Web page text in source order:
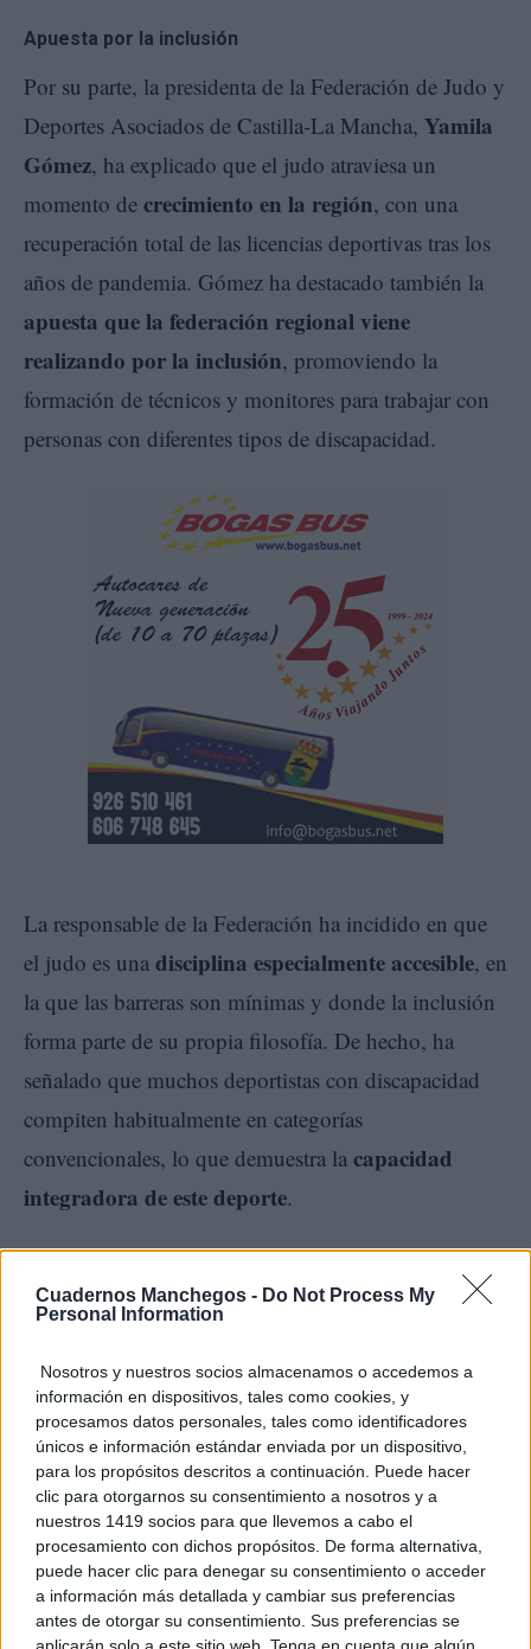
Cuadernos Manchegos - Do Not Process My
Personal Information
Nosotros y nuestros socios almacenamos o accedemos a
información en dispositivos, tales como cookies, y
procesamos datos personales, tales como identificadores
únicos e información estándar enviada por un dispositivo,
para los propósitos descritos a continuación. Puede hacer
clic para otorgarnos su consentimiento a nosotros y a
nuestros 1419 socios para que llevemos a cabo el
procesamiento con dichos propósitos. De forma alternativa,
puede hacer clic para denegar su consentimiento o acceder
a información más detallada y cambiar sus preferencias
antes de otorgar su consentimiento. Sus preferencias se
aplicarán solo a este sitio web. Tenga en cuenta que algún
Apuesta por la inclusión
Por su parte, la presidenta de la Federación de Judo y
Deportes Asociados de Castilla-La Mancha, Yamila
Gómez, ha explicado que el judo atraviesa un
momento de crecimiento en la región, con una
recuperación total de las licencias deportivas tras los
años de pandemia. Gómez ha destacado también la
apuesta que la federación regional viene
realizando por la inclusión, promoviendo la
formación de técnicos y monitores para trabajar con
personas con diferentes tipos de discapacidad.
La responsable de la Federación ha incidido en que
el judo es una disciplina especialmente accesible, en
la que las barreras son mínimas y donde la inclusión
forma parte de su propia filosofía. De hecho, ha
señalado que muchos deportistas con discapacidad
compiten habitualmente en categorías
convencionales, lo que demuestra la capacidad
integradora de este deporte.
España de Judo para Ciegos y del Open de
permitido reunir durante toda la jornada a deportistas,
técnicos, familiares y aficionados en torno a los
valores del esfuerzo, la superación y la igualdad de
oportunidades, consolidando a Tomelloso como una
ciudad comprometida con el deporte inclusivo y
accesible para todos.